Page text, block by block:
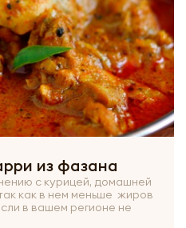
из фазана
с курицей, домашней
как в нем меньше жиров
в вашем регионе не